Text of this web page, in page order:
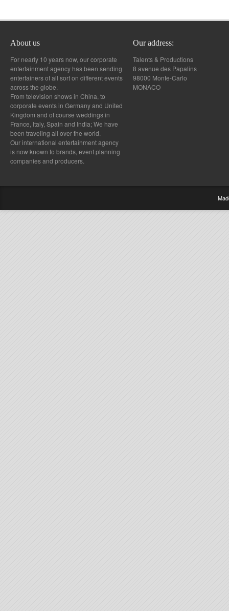
About us
For nearly 10 years now, our corporate
entertainment agency has been sending
entertainers of all sort on different events
across the globe.
From television shows in China, to
corporate events in Germany and United
Kingdom and of course weddings in
France, Italy, Spain and India; We have
been traveling all over the world.
Our international entertainment agency
is now known to brands, event planning
companies and producers.
Our address:
Talents & Productions
8 avenue des Papalins
98000 Monte-Carlo
MONACO